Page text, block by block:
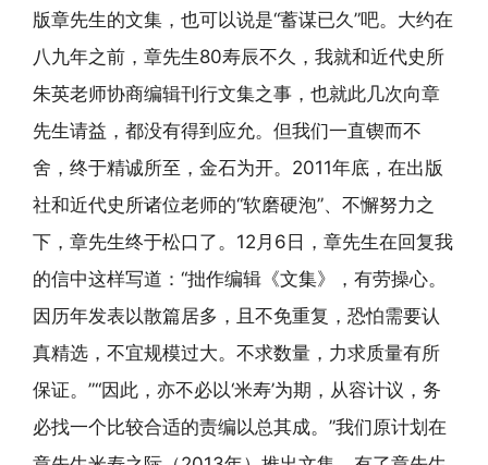
版章先生的文集，也可以说是“蓄谋已久”吧。大约在
八九年之前，章先生80寿辰不久，我就和近代史所
朱英老师协商编辑刊行文集之事，也就此几次向章
先生请益，都没有得到应允。但我们一直锲而不
舍，终于精诚所至，金石为开。2011年底，在出版
社和近代史所诸位老师的“软磨硬泡”、不懈努力之
下，章先生终于松口了。12月6日，章先生在回复我
的信中这样写道：“拙作编辑《文集》，有劳操心。
因历年发表以散篇居多，且不免重复，恐怕需要认
真精选，不宜规模过大。不求数量，力求质量有所
保证。”“因此，亦不必以‘米寿’为期，从容计议，务
必找一个比较合适的责编以总其成。”我们原计划在